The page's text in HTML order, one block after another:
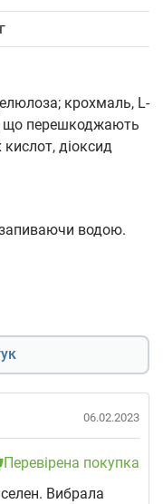
крохмаль, L-
що перешкоджають
діоксид
водою.
06.02.2023
Перевірена покупка
Вибрала